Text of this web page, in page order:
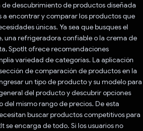
de descubrimiento de productos diseñada
a encontrar y comparar los productos que
únicas. Ya sea que busques el
una refrigeradora confiable o la crema de
SpotIt ofrece recomendaciones
variedad de categorías. La aplicación
de comparación de productos en la
un tipo de producto y su modelo para
del producto y descubrir opciones
del mismo rango de precios. De esta
buscar productos competitivos para
se encarga de todo. Si los usuarios no